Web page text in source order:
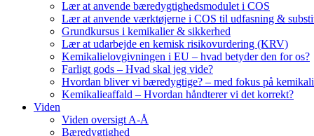
Lær at anvende bæredygtighedsmodulet i COS
Lær at anvende værktøjerne i COS til udfasning &
Grundkursus i kemikalier & sikkerhed
Lær at udarbejde en kemisk risikovurdering (KRV)
Kemikalielovgivningen i EU – hvad betyder den for os?
Farligt gods – Hvad skal jeg vide?
Hvordan bliver vi bæredygtige? – med fokus på
Kemikalieaffald – Hvordan håndterer vi det korrekt?
Viden
Viden oversigt A-Å
Bæredygtighed